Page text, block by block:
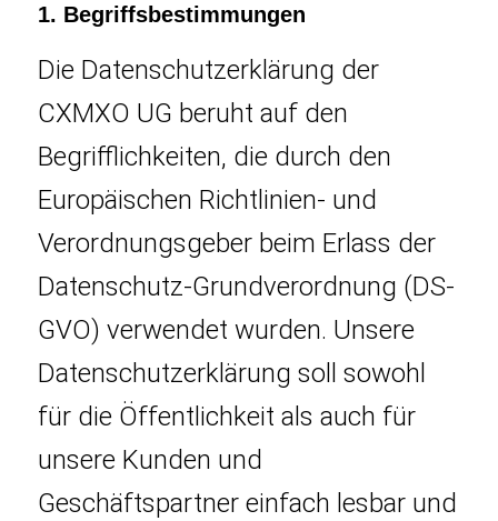
1. Begriffsbestimmungen
Die Datenschutzerklärung der
CXMXO UG beruht auf den
Begrifflichkeiten, die durch den
Europäischen Richtlinien- und
Verordnungsgeber beim Erlass der
Datenschutz-Grundverordnung (DS-
GVO) verwendet wurden. Unsere
Datenschutzerklärung soll sowohl
für die Öffentlichkeit als auch für
unsere Kunden und
Geschäftspartner einfach lesbar und